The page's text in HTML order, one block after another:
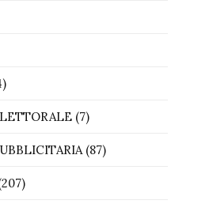
(7)
(87)